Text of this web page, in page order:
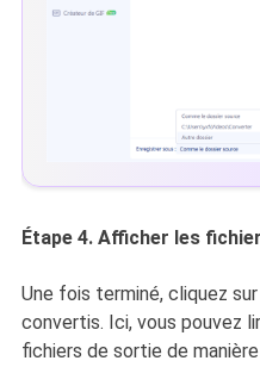
Étape 4. Afficher les
Une fois terminé, cliquez
convertis. Ici, vous pouvez
fichiers de sortie de